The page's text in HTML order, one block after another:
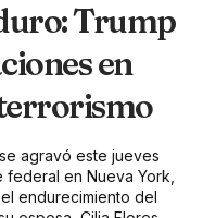
Trump
en
agravó este jueves
en Nueva York,
endurecimiento del